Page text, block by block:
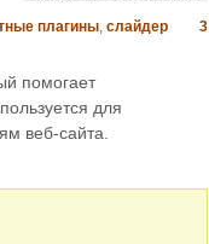
плагины, слайдер 3
помогает
для
веб-сайта.